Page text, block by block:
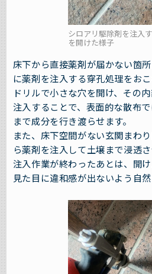
シロアリ駆除剤を注入
を開けた様子
床下から直接薬剤が届かない箇
に薬剤を注入する穿孔処理をおこ
ドリルで小さな穴を開け、その
注入することで、表面的な散布
まで成分を行き渡らせます。
また、床下空間がない玄関まわ
ら薬剤を注入して土壌まで浸透さ
注入作業が終わったあとは、開け
見た目に違和感が出ないよう自然